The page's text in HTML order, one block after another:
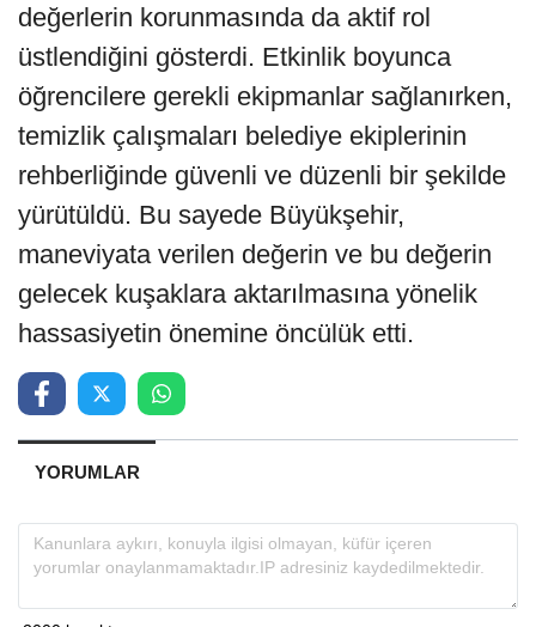
değerlerin korunmasında da aktif rol
üstlendiğini gösterdi. Etkinlik boyunca
öğrencilere gerekli ekipmanlar sağlanırken,
temizlik çalışmaları belediye ekiplerinin
rehberliğinde güvenli ve düzenli bir şekilde
yürütüldü. Bu sayede Büyükşehir,
maneviyata verilen değerin ve bu değerin
gelecek kuşaklara aktarılmasına yönelik
hassasiyetin önemine öncülük etti.
YORUMLAR